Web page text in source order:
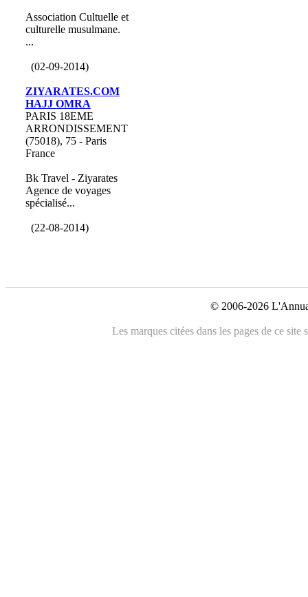
Association Cultuelle et
culturelle musulmane.
...
(02-09-2014)
ZIYARATES.COM
HAJJ OMRA
PARIS 18EME
ARRONDISSEMENT
(75018), 75 - Paris
France
Bk Travel - Ziyarates
Agence de voyages
spécialisé...
(22-08-2014)
© 2006-2026
Les marques citées dans les pages de ce